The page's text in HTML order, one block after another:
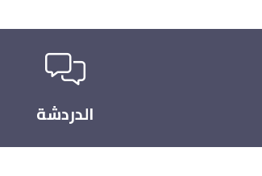
الدردشة